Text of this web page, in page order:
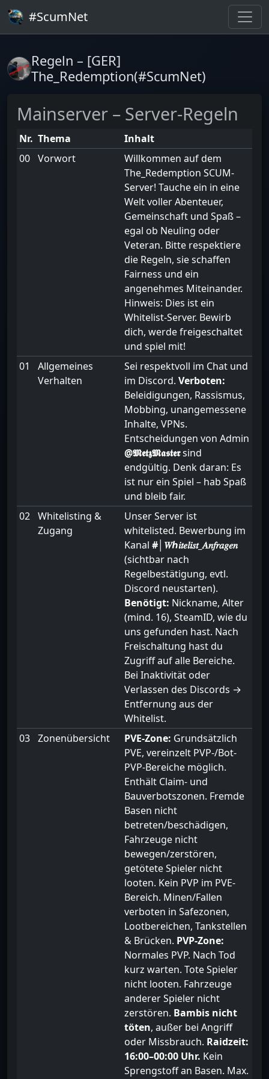
#ScumNet
Regeln – [GER]
The_Redemption(#ScumNet)
Mainserver – Server-Regeln
Nr. Thema
Inhalt
00 Vorwort
Willkommen auf dem
The_Redemption SCUM-
Server! Tauche ein in eine
Welt voller Abenteuer,
Gemeinschaft und Spaß –
egal ob Neuling oder
Veteran. Bitte respektiere
die Regeln, sie schaffen
Fairness und ein
angenehmes Miteinander.
Hinweis: Dies ist ein
Whitelist-Server. Bewirb
dich, werde freigeschaltet
und spiel mit!
01
Allgemeines
Verhalten
Sei respektvoll im Chat und
im Discord. Verboten:
Beleidigungen, Rassismus,
Mobbing, unangemessene
Inhalte, VPNs.
Entscheidungen von Admin
@𝕸𝖊𝖙𝖟𝕸𝖆𝖘𝖙𝖊𝖗sind
endgültig. Denk daran: Es
ist nur ein Spiel – hab Spaß
und bleib fair.
02 Whitelisting &
Zugang
Unser Server ist
whitelisted. Bewerbung im
Kanal #│𝑊ℎ𝑖𝑡𝑒𝑙𝑖𝑠𝑡_𝐴𝑛𝑓𝑟𝑎𝑔𝑒𝑛
(sichtbar nach
Regelbestätigung, evtl.
Discord neustarten).
Benötigt: Nickname, Alter
(mind. 16), SteamID, wie du
uns gefunden hast. Nach
Freischaltung hast du
Zugriff auf alle Bereiche.
Bei Inaktivität oder
Verlassen des Discords →
Entfernung aus der
Whitelist.
03 Zonenübersicht PVE-Zone: Grundsätzlich
PVE, vereinzelt PVP-/Bot-
PVP-Bereiche möglich.
Enthält Claim- und
Bauverbotszonen. Fremde
Basen nicht
betreten/beschädigen,
Fahrzeuge nicht
bewegen/zerstören,
getötete Spieler nicht
looten. Kein PVP im PVE-
Bereich. Minen/Fallen
verboten in Safezonen,
Lootbereichen, Tankstellen
& Brücken. PVP-Zone:
Normales PVP. Nach Tod
kurz warten. Tote Spieler
nicht looten. Fahrzeuge
anderer Spieler nicht
zerstören. Bambis nicht
töten, außer bei Angriff
oder Missbrauch. Raidzeit:
16:00–00:00 Uhr. Kein
Sprengstoff an Basen. Max.